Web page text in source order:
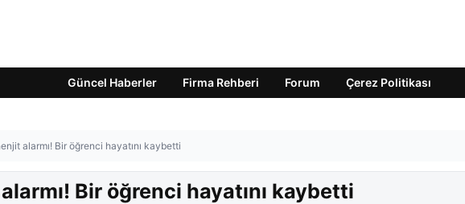
Güncel Haberler Firma Rehberi Forum Çerez Politikası
alarmı! Bir öğrenci hayatını kaybetti
Bir öğrenci hayatını kaybetti